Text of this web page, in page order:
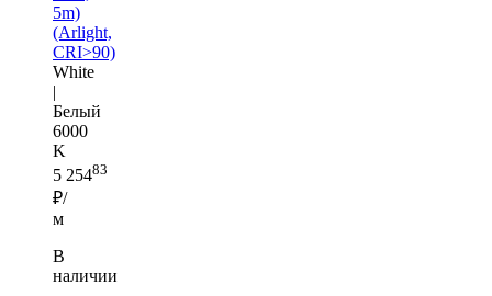
5m)
(Arlight,
CRI>90)
White
|
Белый
6000
K
5 25483
₽/
м
В
наличии